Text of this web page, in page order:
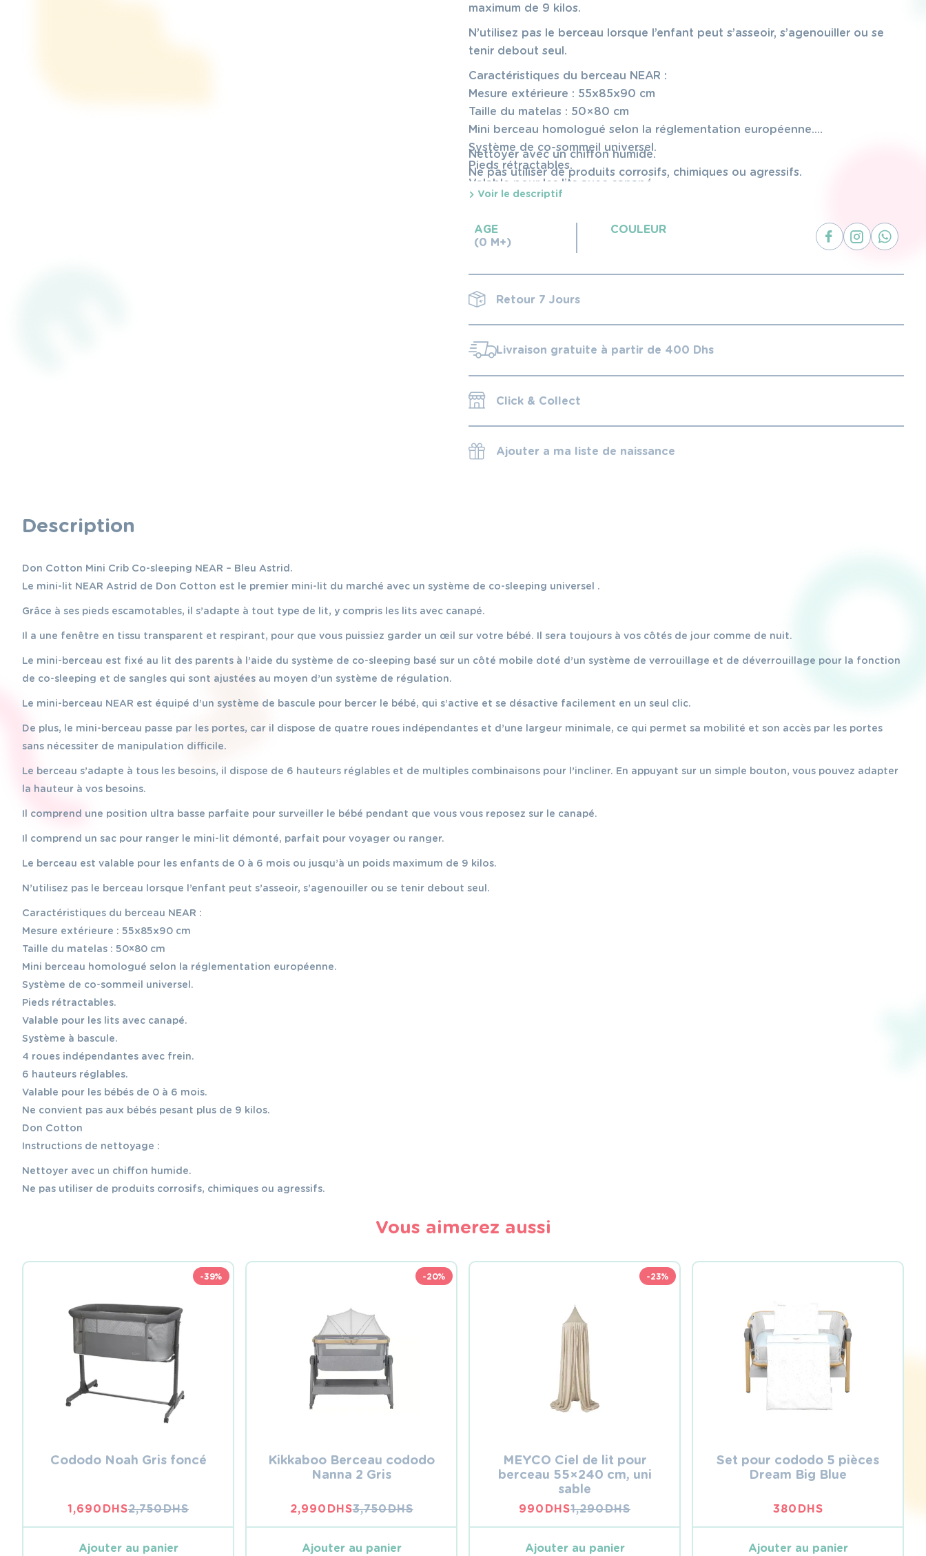
maximum de 9 kilos.
N’utilisez pas le berceau lorsque l’enfant peut s’asseoir, s’agenouiller ou se
tenir debout seul.
Caractéristiques du berceau NEAR :
Mesure extérieure : 55x85x90 ​​​​cm
Taille du matelas : 50×80 cm
Mini berceau homologué selon la réglementation européenne.
Système de co-sommeil universel.
Pieds rétractables.
Valable pour les lits avec canapé.
Système à bascule.
6 hauteurs réglables.
Valable pour les bébés de 0 à 6 mois.
Ne convient pas aux bébés pesant plus de 9 kilos.
Don Cotton
Instructions de nettoyage :
Nettoyer avec un chiffon humide.
Ne pas utiliser de produits corrosifs, chimiques ou agressifs.
Voir le descriptif
AGE
(0 M+)
COULEUR
Retour 7 Jours
Livraison gratuite à partir de 400 Dhs
Click & Collect
Ajouter a ma liste de naissance
Description
Don Cotton Mini Crib Co-sleeping NEAR – Bleu Astrid.
Le mini-lit NEAR Astrid de Don Cotton est le premier mini-lit du marché avec un système de co-sleeping universel .
Grâce à ses pieds escamotables, il s’adapte à tout type de lit, y compris les lits avec canapé.
Il a une fenêtre en tissu transparent et respirant, pour que vous puissiez garder un œil sur votre bébé. Il sera toujours à vos côtés de jour comme de nuit.
Le mini-berceau est fixé au lit des parents à l’aide du système de co-sleeping basé sur un côté mobile doté d’un système de verrouillage et de déverrouillage pour la fonction
de co-sleeping et de sangles qui sont ajustées au moyen d’un système de régulation.
Le mini-berceau NEAR est équipé d’un système de bascule pour bercer le bébé, qui s’active et se désactive facilement en un seul clic.
De plus, le mini-berceau passe par les portes, car il dispose de quatre roues indépendantes et d’une largeur minimale, ce qui permet sa mobilité et son accès par les portes
sans nécessiter de manipulation difficile.
Le berceau s’adapte à tous les besoins, il dispose de 6 hauteurs réglables et de multiples combinaisons pour l’incliner. En appuyant sur un simple bouton, vous pouvez adapter
la hauteur à vos besoins.
Il comprend une position ultra basse parfaite pour surveiller le bébé pendant que vous vous reposez sur le canapé.
Il comprend un sac pour ranger le mini-lit démonté, parfait pour voyager ou ranger.
Le berceau est valable pour les enfants de 0 à 6 mois ou jusqu’à un poids maximum de 9 kilos.
N’utilisez pas le berceau lorsque l’enfant peut s’asseoir, s’agenouiller ou se tenir debout seul.
Caractéristiques du berceau NEAR :
Mesure extérieure : 55x85x90 ​​​​cm
Taille du matelas : 50×80 cm
Mini berceau homologué selon la réglementation européenne.
Système de co-sommeil universel.
Pieds rétractables.
Valable pour les lits avec canapé.
Système à bascule.
4 roues indépendantes avec frein.
6 hauteurs réglables.
Valable pour les bébés de 0 à 6 mois.
Ne convient pas aux bébés pesant plus de 9 kilos.
Don Cotton
Instructions de nettoyage :
Nettoyer avec un chiffon humide.
Ne pas utiliser de produits corrosifs, chimiques ou agressifs.
Vous aimerez aussi
-39%
Cododo Noah Gris foncé
2,750DHS
LE
PRIX
INITIAL
1,690 DHSLE
PRIX
ACTUEL
Ajouter au panier
-20%
Kikkaboo Berceau cododo
Nanna 2 Gris
3,750DHS
LE
PRIX
INITIAL
2,990 DHSLE
PRIX
ACTUEL
Ajouter au panier
-23%
MEYCO Ciel de lit pour
berceau 55×240 cm, uni
sable
1,290DHS
LE
PRIX
INITIAL
990 DHS LE
PRIX
ACTUEL
Ajouter au panier
Set pour cododo 5 pièces
Dream Big Blue
380 DHS
Ajouter au panier